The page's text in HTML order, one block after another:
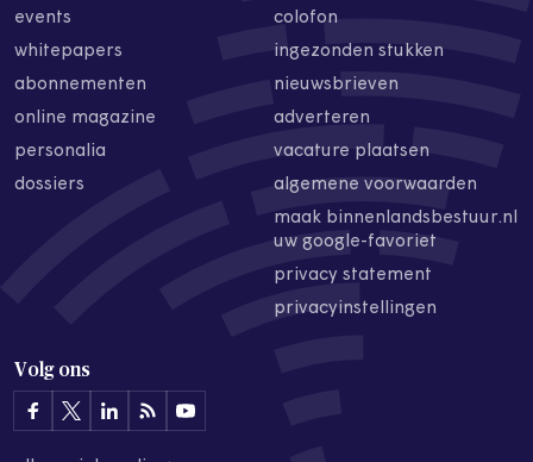
events
whitepapers
abonnementen
online magazine
personalia
dossiers
colofon
ingezonden stukken
nieuwsbrieven
adverteren
vacature plaatsen
algemene voorwaarden
maak binnenlandsbestuur.nl
uw google-favoriet
privacy statement
privacyinstellingen
Volg ons